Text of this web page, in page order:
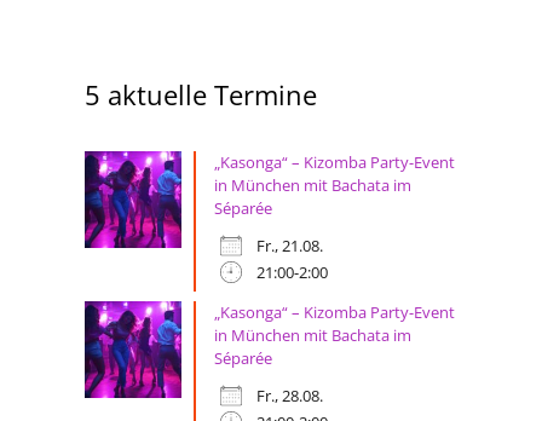
5 aktuelle Termine
„Kasonga“ – Kizomba Party-Event
in München mit Bachata im
Séparée
Fr., 21.08.
21:00-2:00
„Kasonga“ – Kizomba Party-Event
in München mit Bachata im
Séparée
Fr., 28.08.